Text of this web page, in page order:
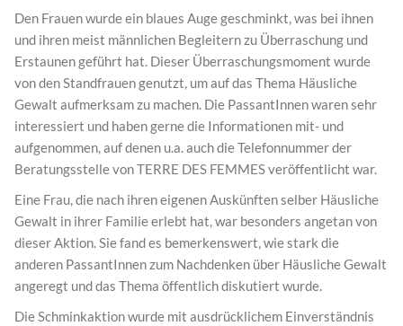
Den Frauen wurde ein blaues Auge geschminkt, was bei ihnen
und ihren meist männlichen Begleitern zu Überraschung und
Erstaunen geführt hat. Dieser Überraschungsmoment wurde
von den Standfrauen genutzt, um auf das Thema Häusliche
Gewalt aufmerksam zu machen. Die PassantInnen waren sehr
interessiert und haben gerne die Informationen mit- und
aufgenommen, auf denen u.a. auch die Telefonnummer der
Beratungsstelle von TERRE DES FEMMES veröffentlicht war.
Eine Frau, die nach ihren eigenen Auskünften selber Häusliche
Gewalt in ihrer Familie erlebt hat, war besonders angetan von
dieser Aktion. Sie fand es bemerkenswert, wie stark die
anderen PassantInnen zum Nachdenken über Häusliche Gewalt
angeregt und das Thema öffentlich diskutiert wurde.
Die Schminkaktion wurde mit ausdrücklichem Einverständnis